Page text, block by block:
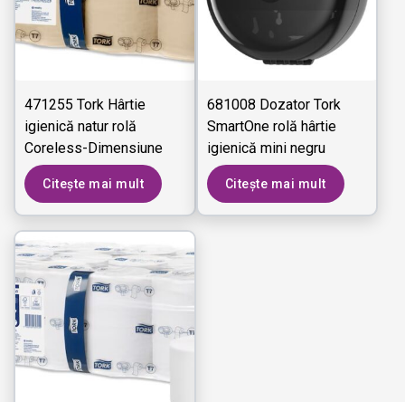
471255 Tork Hârtie
igienică natur rolă
Coreless-Dimensiune
medie Advanced - 2
straturi
Citește mai mult
681008 Dozator Tork
SmartOne rolă hârtie
igienică mini negru
Citește mai mult